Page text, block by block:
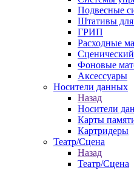
Подвесные
Штативы для
ГРИП
Расходные
Сценический
Фоновые
Аксессуары
Носители данных
Назад
Носители
Карты
Картридеры
Театр/Сцена
Назад
Театр/Сцена